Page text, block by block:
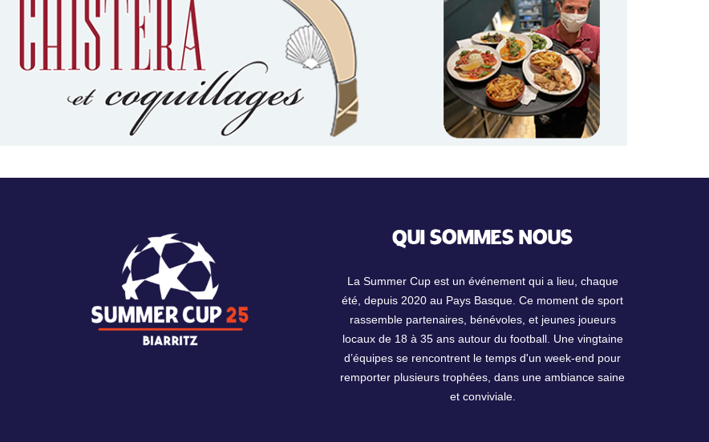
QUI SOMMES NOUS
La Summer Cup est un événement qui a lieu, chaque
été, depuis 2020 au Pays Basque. Ce moment de sport
rassemble partenaires, bénévoles, et jeunes joueurs
locaux de 18 à 35 ans autour du football. Une vingtaine
d’équipes se rencontrent le temps d'un week-end pour
remporter plusieurs trophées, dans une ambiance saine
et conviviale.